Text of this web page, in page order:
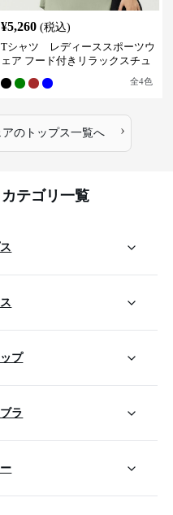
¥5,260 (税込)
Tシャツ レディーススポーツウ
ェア フード付きリラックスチュ
全4色
のトップス一覧へ ›
テゴリ一覧
プ
ラ